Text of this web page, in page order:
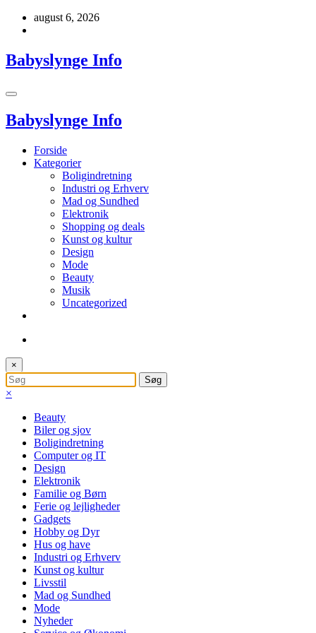
Videreaugust 6, 2026
Babyslynge Info
Babyslynge Info
Forside
Kategorier
Boligindretning
Industri og Erhverv
Mad og Sundhed
Elektronik
Shopping og deals
Kunst og kultur
Design
Mode
Beauty
Musik
Uncategorized
×
×
Beauty
Biler og sjov
Boligindretning
Computer og IT
Design
Elektronik
Familie og Børn
Ferie og lejligheder
Gadgets
Hobby og Dyr
Hus og have
Industri og Erhverv
Kunst og kultur
Livsstil
Mad og Sundhed
Mode
Nyheder